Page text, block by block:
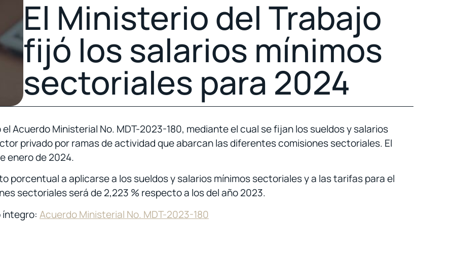
El Ministerio del Trabajo
fijó los salarios mínimos
sectoriales para 2024
Acuerdo Ministerial No. MDT-2023-180, mediante el cual se fijan los sueldos y salarios
privado por ramas de actividad que abarcan las diferentes comisiones sectoriales. El
enero de 2024.
porcentual a aplicarse a los sueldos y salarios mínimos sectoriales y a las tarifas para el
sectoriales será de 2,223 % respecto a los del año 2023.
íntegro: Acuerdo Ministerial No. MDT-2023-180